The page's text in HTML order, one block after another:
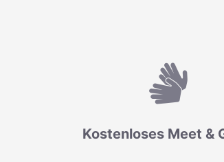
Kostenloses Meet &